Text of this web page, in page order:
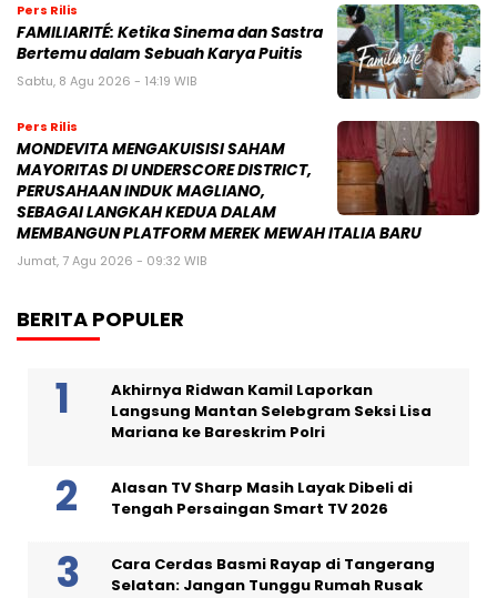
Pers Rilis
FAMILIARITÉ: Ketika Sinema dan Sastra
Bertemu dalam Sebuah Karya Puitis
Sabtu, 8 Agu 2026 - 14:19 WIB
Pers Rilis
MONDEVITA MENGAKUISISI SAHAM
MAYORITAS DI UNDERSCORE DISTRICT,
PERUSAHAAN INDUK MAGLIANO,
SEBAGAI LANGKAH KEDUA DALAM
MEMBANGUN PLATFORM MEREK MEWAH ITALIA BARU
Jumat, 7 Agu 2026 - 09:32 WIB
BERITA POPULER
Akhirnya Ridwan Kamil Laporkan
Langsung Mantan Selebgram Seksi Lisa
Mariana ke Bareskrim Polri
Alasan TV Sharp Masih Layak Dibeli di
Tengah Persaingan Smart TV 2026
Cara Cerdas Basmi Rayap di Tangerang
Selatan: Jangan Tunggu Rumah Rusak